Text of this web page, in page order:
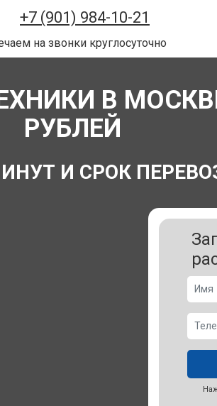
+7 (901) 984-10-21
на звонки круглосуточно
В
РУБЛЕЙ
И СРОК